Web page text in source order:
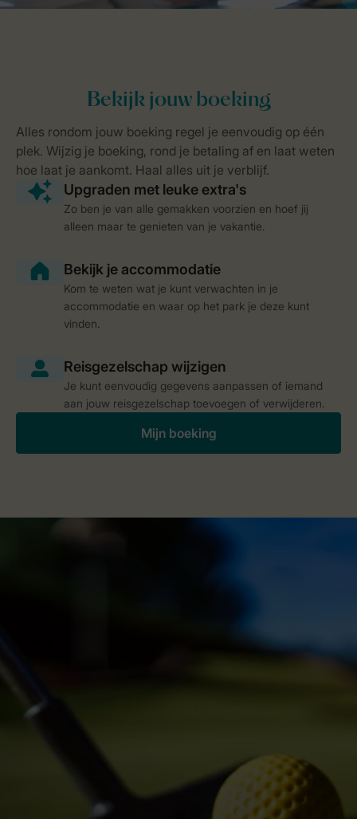
Zo ben je van alle gemakken voorzien en hoef jij
alleen maar te genieten van je vakantie.
Kom te weten wat je kunt verwachten in je
accommodatie en waar op het park je deze kunt
vinden.
Je kunt eenvoudig gegevens aanpassen of iemand
aan jouw reisgezelschap toevoegen of verwijderen.
Mijn boeking